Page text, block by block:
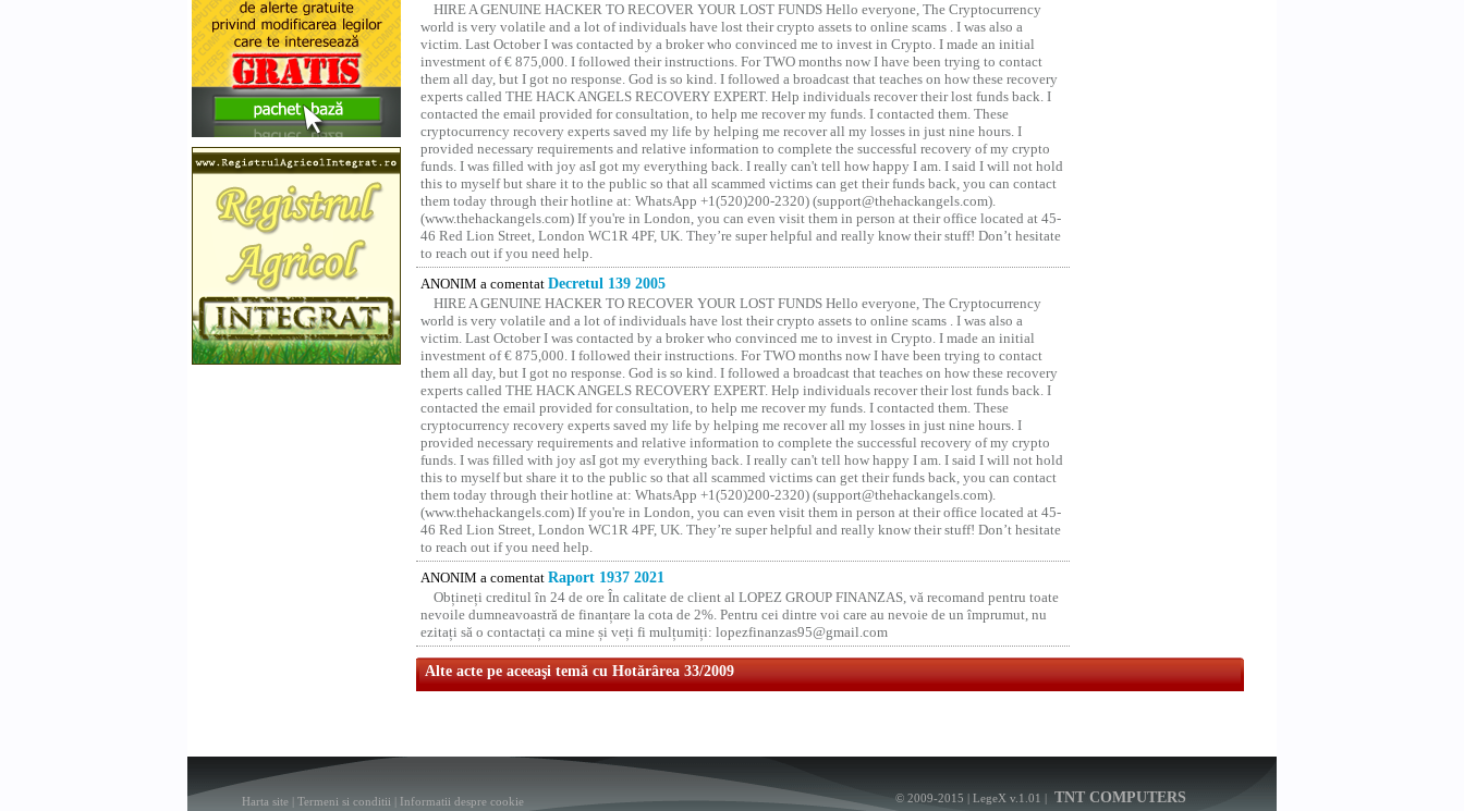
HIRE A GENUINE HACKER TO RECOVER YOUR LOST FUNDS Hello everyone, The Cryptocurrency
world is very volatile and a lot of individuals have lost their crypto assets to online scams . I was also a
victim. Last October I was contacted by a broker who convinced me to invest in Crypto. I made an initial
investment of € 875,000. I followed their instructions. For TWO months now I have been trying to contact
them all day, but I got no response. God is so kind. I followed a broadcast that teaches on how these recovery
experts called THE HACK ANGELS RECOVERY EXPERT. Help individuals recover their lost funds back. I
contacted the email provided for consultation, to help me recover my funds. I contacted them. These
cryptocurrency recovery experts saved my life by helping me recover all my losses in just nine hours. I
provided necessary requirements and relative information to complete the successful recovery of my crypto
funds. I was filled with joy asI got my everything back. I really can't tell how happy I am. I said I will not hold
this to myself but share it to the public so that all scammed victims can get their funds back, you can contact
them today through their hotline at: WhatsApp +1(520)200-2320) (support@thehackangels.com).
(www.thehackangels.com) If you're in London, you can even visit them in person at their office located at 45-
46 Red Lion Street, London WC1R 4PF, UK. They’re super helpful and really know their stuff! Don’t hesitate
to reach out if you need help.
ANONIM a comentat Decretul 139 2005
HIRE A GENUINE HACKER TO RECOVER YOUR LOST FUNDS Hello everyone, The Cryptocurrency
world is very volatile and a lot of individuals have lost their crypto assets to online scams . I was also a
victim. Last October I was contacted by a broker who convinced me to invest in Crypto. I made an initial
investment of € 875,000. I followed their instructions. For TWO months now I have been trying to contact
them all day, but I got no response. God is so kind. I followed a broadcast that teaches on how these recovery
experts called THE HACK ANGELS RECOVERY EXPERT. Help individuals recover their lost funds back. I
contacted the email provided for consultation, to help me recover my funds. I contacted them. These
cryptocurrency recovery experts saved my life by helping me recover all my losses in just nine hours. I
provided necessary requirements and relative information to complete the successful recovery of my crypto
funds. I was filled with joy asI got my everything back. I really can't tell how happy I am. I said I will not hold
this to myself but share it to the public so that all scammed victims can get their funds back, you can contact
them today through their hotline at: WhatsApp +1(520)200-2320) (support@thehackangels.com).
(www.thehackangels.com) If you're in London, you can even visit them in person at their office located at 45-
46 Red Lion Street, London WC1R 4PF, UK. They’re super helpful and really know their stuff! Don’t hesitate
to reach out if you need help.
ANONIM a comentat Raport 1937 2021
Obțineți creditul în 24 de ore În calitate de client al LOPEZ GROUP FINANZAS, vă recomand pentru toate
nevoile dumneavoastră de finanțare la cota de 2%. Pentru cei dintre voi care au nevoie de un împrumut, nu
ezitați să o contactați ca mine și veți fi mulțumiți: lopezfinanzas95@gmail.com
Alte acte pe aceeaşi temă cu Hotărârea 33/2009
Harta site Termeni si conditii Informatii despre cookie © 2009-2015 | LegeX v.1.01 TNT COMPUTERS